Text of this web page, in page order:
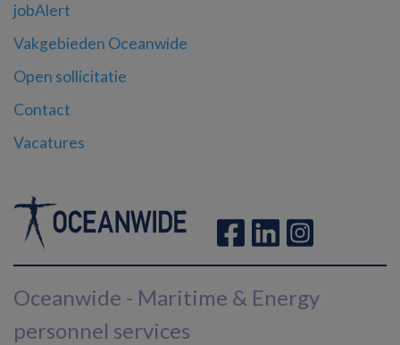
jobAlert
Vakgebieden Oceanwide
Open sollicitatie
Contact
Vacatures
Oceanwide - Maritime & Energy
personnel services